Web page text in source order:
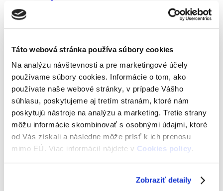
Táto webová stránka používa súbory cookies
Na analýzu návštevnosti a pre marketingové účely
používame súbory cookies. Informácie o tom, ako
používate naše webové stránky, v prípade Vášho
súhlasu, poskytujeme aj tretím stranám, ktoré nám
poskytujú nástroje na analýzu a marketing. Tretie strany
môžu informácie skombinovať s osobnými údajmi, ktoré
od Vás získali a následne môže prísť k ich prenosu
mimo EÚ. Viac informácií nájdete v Cookies policy.
Zobraziť detaily
Predĺženie platnosti ISICu vydaného na VŠ
ISIC mi nefunguje na zľavy
Po skončení štúdia/externista
Študentský paušál Yoxo od Orangeu
Všetky zľavy na Slovensku
Zľavy v zahraničí
Chcem novú zľavu
Doprava
Cestovanie po Slovensku (MHD, vlaky, autobusy)
Cestovanie v Bratislavskom kraji s appkou IDS BK
Cestovanie do zahraničia s ISIC
Kontakt
Kontakt
Spolupráca